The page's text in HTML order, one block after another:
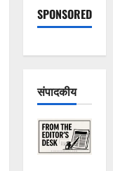
SPONSORED
संपादकीय